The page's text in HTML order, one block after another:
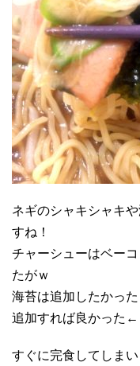
ネギのシャキシャキ
すね！
チャーシューはベー
たがｗ
海苔は追加したかっ
追加すれば良かった←
すぐに完食してしまい